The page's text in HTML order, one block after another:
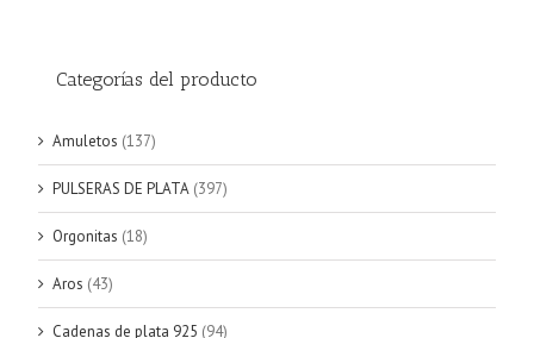
Categorías del producto
Amuletos (137)
PULSERAS DE PLATA (397)
Orgonitas (18)
Aros (43)
Cadenas de plata 925 (94)